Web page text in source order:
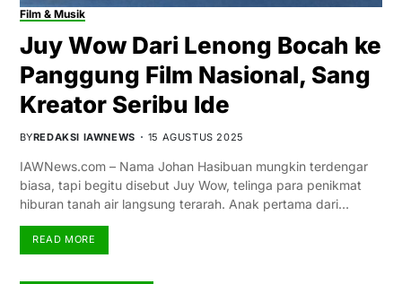
Film & Musik
Juy Wow Dari Lenong Bocah ke
Panggung Film Nasional, Sang
Kreator Seribu Ide
BYREDAKSI IAWNEWS 15 AGUSTUS 2025
IAWNews.com – Nama Johan Hasibuan mungkin terdengar
biasa, tapi begitu disebut Juy Wow, telinga para penikmat
hiburan tanah air langsung terarah. Anak pertama dari…
READ MORE